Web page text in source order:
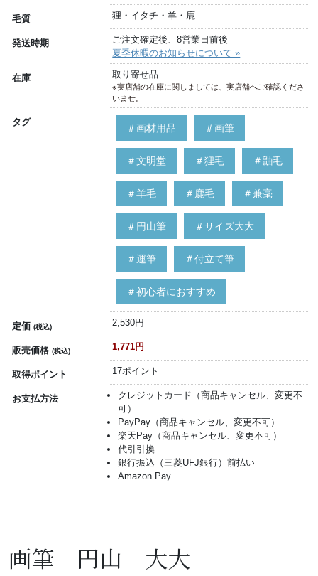
毛質 狸・イタチ・羊・鹿
発送時期
ご注文確定後、8営業日前後
夏季休暇のお知らせについて »
在庫 取り寄せ品
※実店舗の在庫に関しましては、実店舗へご確認くださ
いませ。
タグ
＃画材用品 ＃画筆
＃文明堂 ＃狸毛 ＃鼬毛
＃羊毛 ＃鹿毛 ＃兼毫
＃円山筆 ＃サイズ大大
＃運筆 ＃付立て筆
＃初心者におすすめ
定価 (税込) 2,530円
販売価格 (税込) 1,771円
取得ポイント 17ポイント
お支払方法
クレジットカード（商品キャンセル、変更不
可）
PayPay（商品キャンセル、変更不可）
楽天Pay（商品キャンセル、変更不可）
代引引換
銀行振込（三菱UFJ銀行）前払い
Amazon Pay
画筆 円山 大大